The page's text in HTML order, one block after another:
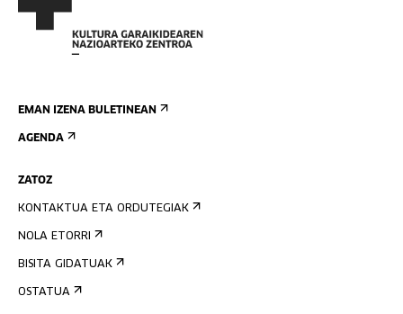
EMAN IZENA BULETINEAN
AGENDA
ZATOZ
KONTAKTUA ETA ORDUTEGIAK
NOLA ETORRI
BISITA GIDATUAK
OSTATUA